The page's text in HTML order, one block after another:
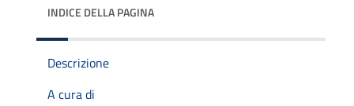
INDICE DELLA PAGINA
Descrizione
A cura di